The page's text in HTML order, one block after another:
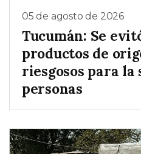
05 de agosto de 2026
Tucumán: Se
productos de
riesgosos para la
personas